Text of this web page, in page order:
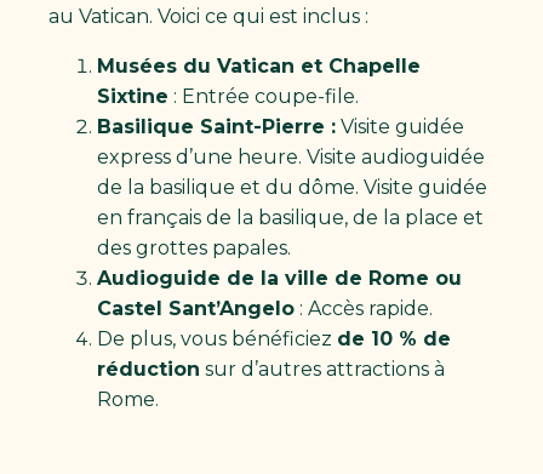
au Vatican. Voici ce qui est inclus :
Musées du Vatican et Chapelle
Sixtine : Entrée coupe-file.
Basilique Saint-Pierre : Visite guidée
express d’une heure. Visite audioguidée
de la basilique et du dôme. Visite guidée
en français de la basilique, de la place et
des grottes papales.
Audioguide de la ville de Rome ou
Castel Sant’Angelo : Accès rapide.
De plus, vous bénéficiez de 10 % de
réduction sur d’autres attractions à
Rome.